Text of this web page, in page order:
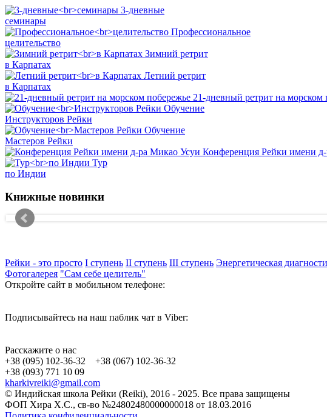
3-дневные
семинары
Профессиональное
целительство
Зимний ретрит
в Карпатах
Летний ретрит
в Карпатах
21-дневный ретрит на морском
Обучение
Инструкторов Рейки
Обучение
Мастеров Рейки
Конференция Рейки имени
Тур
по Индии
Книжные новинки
Рейки - это просто I ступень II ступень III ступень Энергетическая
Фотогалерея "Сам себе целитель"
Откройте сайт в мобильном телефоне:
Подписывайтесь на наш паблик чат в Viber:
Расскажите о нас
+38 (095) 102-36-32 +38 (067) 102-36-32
+38 (093) 771 10 09
kharkivreiki@gmail.com
© Индийская школа Рейки (Reiki), 2016 - 2025. Все права защищены
ФОП Хира Х.С., св-во №24802480000000018 от 18.03.2016